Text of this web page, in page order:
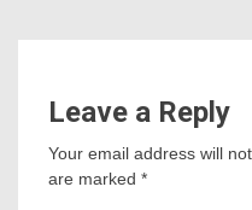
Leave a Reply
Your email address will
are marked *